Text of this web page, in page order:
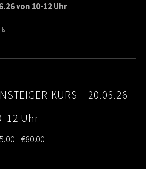
von 10-12 Uhr
KURS – 20.06.26
12 Uhr
–€80.00
range: